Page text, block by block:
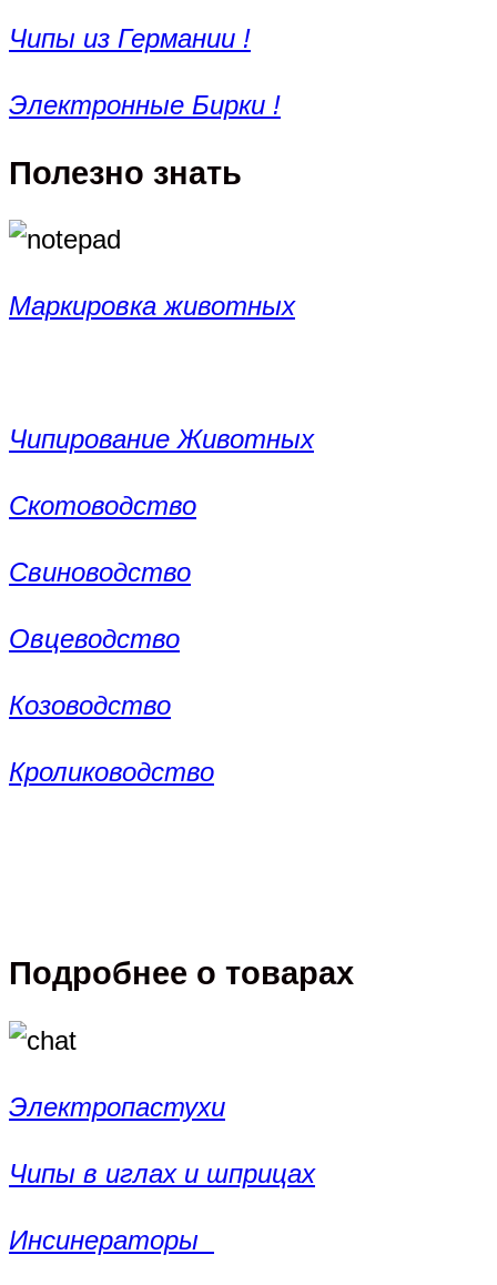
Чипы из Германии !
Электронные Бирки !
Полезно знать
Маркировка животных
Чипирование Животных
Скотоводство
Свиноводство
Овцеводство
Козоводство
Кролиководство
Подробнее о товарах
Электропастухи
Чипы в иглах и шприцах
Инсинераторы